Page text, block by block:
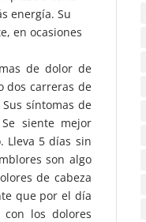
energía. Su
en ocasiones
de dolor de
dos carreras de
síntomas de
siente mejor
Lleva 5 días sin
son algo
de cabeza
que por el día
los dolores